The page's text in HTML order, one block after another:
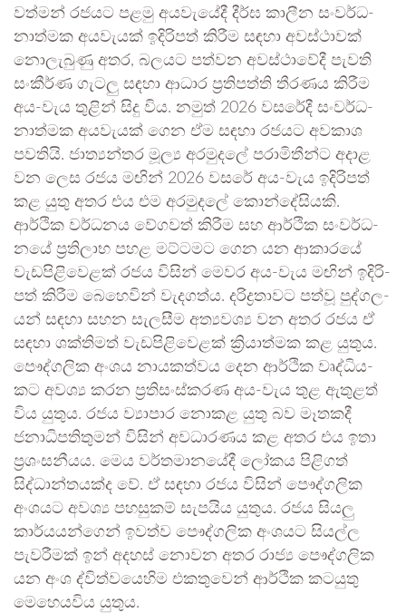
වත්මන් රජ­යට පළමු අයවැයේදී දීර්ඝ කාලීන සංව­ර්ධ­
නා­ත්මක අය­වැ­යක් ඉදි­රි­පත් කිරීම සඳහා අව­ස්ථා­වක්
නොලැ­බුණු අතර, බල­යට පත්වන අව­ස්ථා­වේදී පැවති
සංකීර්ණ ගැටලු සඳහා ආධාර ප්‍රති­පත්ති තීර­ණය කිරීම
අය-වැය තුළින් සිදු විය. නමුත් 2026 වස­රේදී සංව­ර්ධ­
නා­ත්මක අයවැයක් ගෙන­ ඒම සඳහා රජ­යට අව­කාශ
පව­තියි. ජාත්‍ය­න්තර මූල්‍ය අර­මු­දලේ පරා­මි­තීන්ට අදාළ
වන ලෙස රජය මඟින් 2026 වසරේ අය-වැය ඉදි­රි­පත්
කළ යුතු අතර එය එම අර­මු­දලේ කොන්දේ­සි­යකි.
ආර්ථික වර්ධ­නය වේග­වත් කිරීම සහ ආර්ථික සංව­ර්ධ­
නයේ ප්‍රති­ලාභ පහළ මට්ට­මට ගෙන යන ආකා­රයේ
වැඩ­පි­ළි­වෙ­ළක් රජය විසින් මෙවර අය-වැය මඟින් ඉදි­රි­
පත් කිරීම බෙහෙ­වින් වැද­ගත්ය. දරි­ද්‍ර­තා­වට පත්වූ පුද්ග­ල­
යන් සඳහා සහන සැල­සීම අත්‍ය­වශ්‍ය වන අතර රජය ඒ
සඳහා ශක්ති­මත් වැඩ­පි­ළි­වෙ­ළක් ක්‍රියා­ත්මක කළ යුතුය.
පෞද්ග­ලික අංශය නාය­ක­ත්වය දෙන ආර්ථික වෘද්ධි­ය­
කට අවශ්‍ය කරන ප්‍රති­සං­ස්ක­රණ අය-වැය තුළ ඇතු­ළත්
විය යුතුය. රජය ව්‍යාපාර නොකළ යුතු බව මෑත­කදී
ජනා­ධි­ප­ති­තු­මන් විසින් අව­ධා­ර­ණය කළ අතර එය ඉතා
ප්‍රශං­ස­නී­යය. මෙය වර්ත­මා­න­යේදී ලෝකය පිළි­ගත්
සිද්ධා­න්ත­යක්ද වේ. ඒ සඳහා රජය විසින් පෞද්ග­ලික
අංශ­යට අවශ්‍ය පහ­සු­කම් සැප­යිය යුතුය. රජය සියලු
කාර්ය­ය­න්ගෙන් ඉවත්ව පෞද්ග­ලික අංශ­යට සියල්ල
පැව­රී­මක් ඉන් අද­හස් නොවන අතර රාජ්‍ය පෞද්ග­ලික
යන අංශ ද්විත්ව­යෙ­හිම එක­තු­වෙන් ආර්ථික කට­යුතු
මෙහෙ­ය­විය යුතුය.